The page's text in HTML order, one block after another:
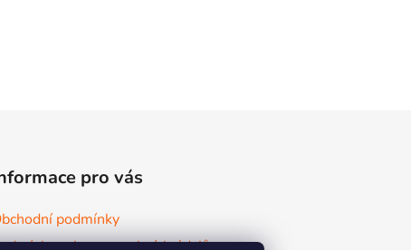
pro vás
podmínky